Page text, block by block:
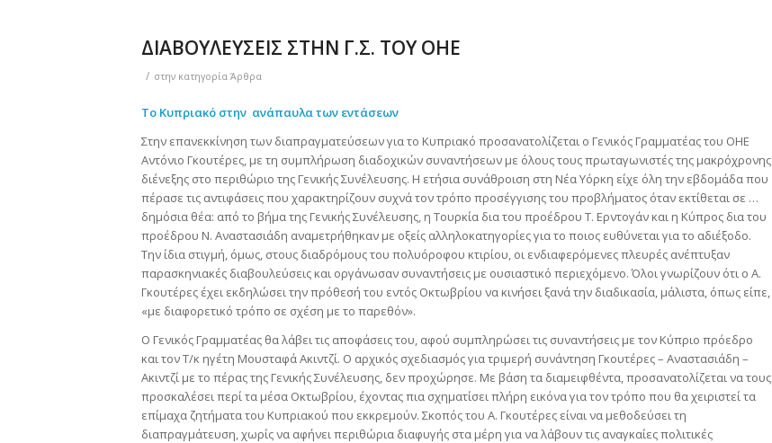
ΔΙΑΒΟΥΛΕΥΣΕΙΣ ΣΤΗΝ Γ.Σ. ΤΟΥ ΟΗΕ
/ στην κατηγορία Άρθρα
Το Κυπριακό στην ανάπαυλα των εντάσεων
Στην επανεκκίνηση των διαπραγματεύσεων για το Κυπριακό προσανατολίζεται ο Γενικός Γραμματέας του ΟΗΕ
Αντόνιο Γκουτέρες, με τη συμπλήρωση διαδοχικών συναντήσεων με όλους τους πρωταγωνιστές της μακρόχρονης
διένεξης στο περιθώριο της Γενικής Συνέλευσης. Η ετήσια συνάθροιση στη Νέα Υόρκη είχε όλη την εβδομάδα που
πέρασε τις αντιφάσεις που χαρακτηρίζουν συχνά τον τρόπο προσέγγισης του προβλήματος όταν εκτίθεται σε …
δημόσια θέα: από το βήμα της Γενικής Συνέλευσης, η Τουρκία δια του προέδρου Τ. Ερντογάν και η Κύπρος δια του
προέδρου Ν. Αναστασιάδη αναμετρήθηκαν με οξείς αλληλοκατηγορίες για το ποιος ευθύνεται για το αδιέξοδο.
Την ίδια στιγμή, όμως, στους διαδρόμους του πολυόροφου κτιρίου, οι ενδιαφερόμενες πλευρές ανέπτυξαν
παρασκηνιακές διαβουλεύσεις και οργάνωσαν συναντήσεις με ουσιαστικό περιεχόμενο. Όλοι γνωρίζουν ότι ο Α.
Γκουτέρες έχει εκδηλώσει την πρόθεσή του εντός Οκτωβρίου να κινήσει ξανά την διαδικασία, μάλιστα, όπως είπε,
«με διαφορετικό τρόπο σε σχέση με το παρεθόν».
Ο Γενικός Γραμματέας θα λάβει τις αποφάσεις του, αφού συμπληρώσει τις συναντήσεις με τον Κύπριο πρόεδρο
και τον Τ/κ ηγέτη Μουσταφά Ακιντζί. Ο αρχικός σχεδιασμός για τριμερή συνάντηση Γκουτέρες – Αναστασιάδη –
Ακιντζί με το πέρας της Γενικής Συνέλευσης, δεν προχώρησε. Με βάση τα διαμειφθέντα, προσανατολίζεται να τους
προσκαλέσει περί τα μέσα Οκτωβρίου, έχοντας πια σχηματίσει πλήρη εικόνα για τον τρόπο που θα χειριστεί τα
επίμαχα ζητήματα του Κυπριακού που εκκρεμούν. Σκοπός του Α. Γκουτέρες είναι να μεθοδεύσει τη
διαπραγμάτευση, χωρίς να αφήνει περιθώρια διαφυγής στα μέρη για να λάβουν τις αναγκαίες πολιτικές